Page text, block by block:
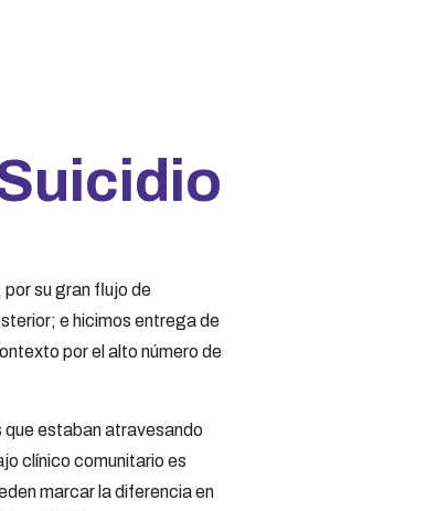
su gran flujo de
e hicimos entrega de
por el alto número de
que estaban atravesando
clínico comunitario es
marcar la diferencia en